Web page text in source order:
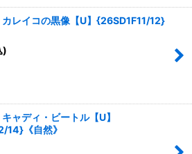
カレイコの黒像【U】{26SD1F11/12}
)
ャディ・ビートル【U】
14}《自然》